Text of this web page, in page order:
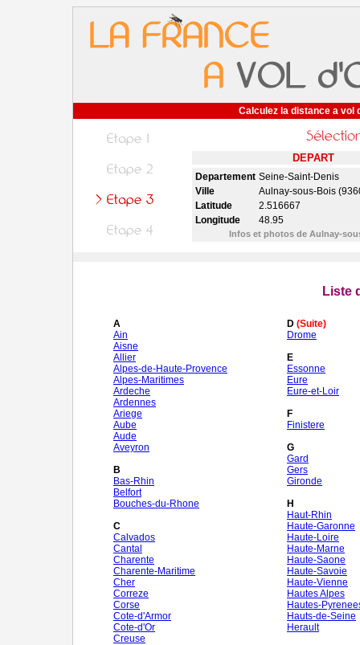
Calculez la distance a vol
DEPART
Departement Seine-Saint-Denis
Ville
Aulnay-sous-Bois
Latitude
2.516667
Longitude
48.95
Infos et photos de Aulnay-
Liste
A
Ain
Aisne
Allier
Alpes-de-Haute-Provence
Alpes-Maritimes
Ardeche
Ardennes
Ariege
Aube
Aude
Aveyron
B
Bas-Rhin
Belfort
Bouches-du-Rhone
C
Calvados
Cantal
Charente
Charente-Maritime
Cher
Correze
Corse
Cote-d'Armor
Cote-d'Or
Creuse
D (Suite)
Drome
E
Essonne
Eure
Eure-et-Loir
F
Finistere
G
Gard
Gers
Gironde
H
Haut-Rhin
Haute-Garonne
Haute-Loire
Haute-Marne
Haute-Saone
Haute-Savoie
Haute-Vienne
Hautes Alpes
Hautes-
Hauts-de-Seine
Herault